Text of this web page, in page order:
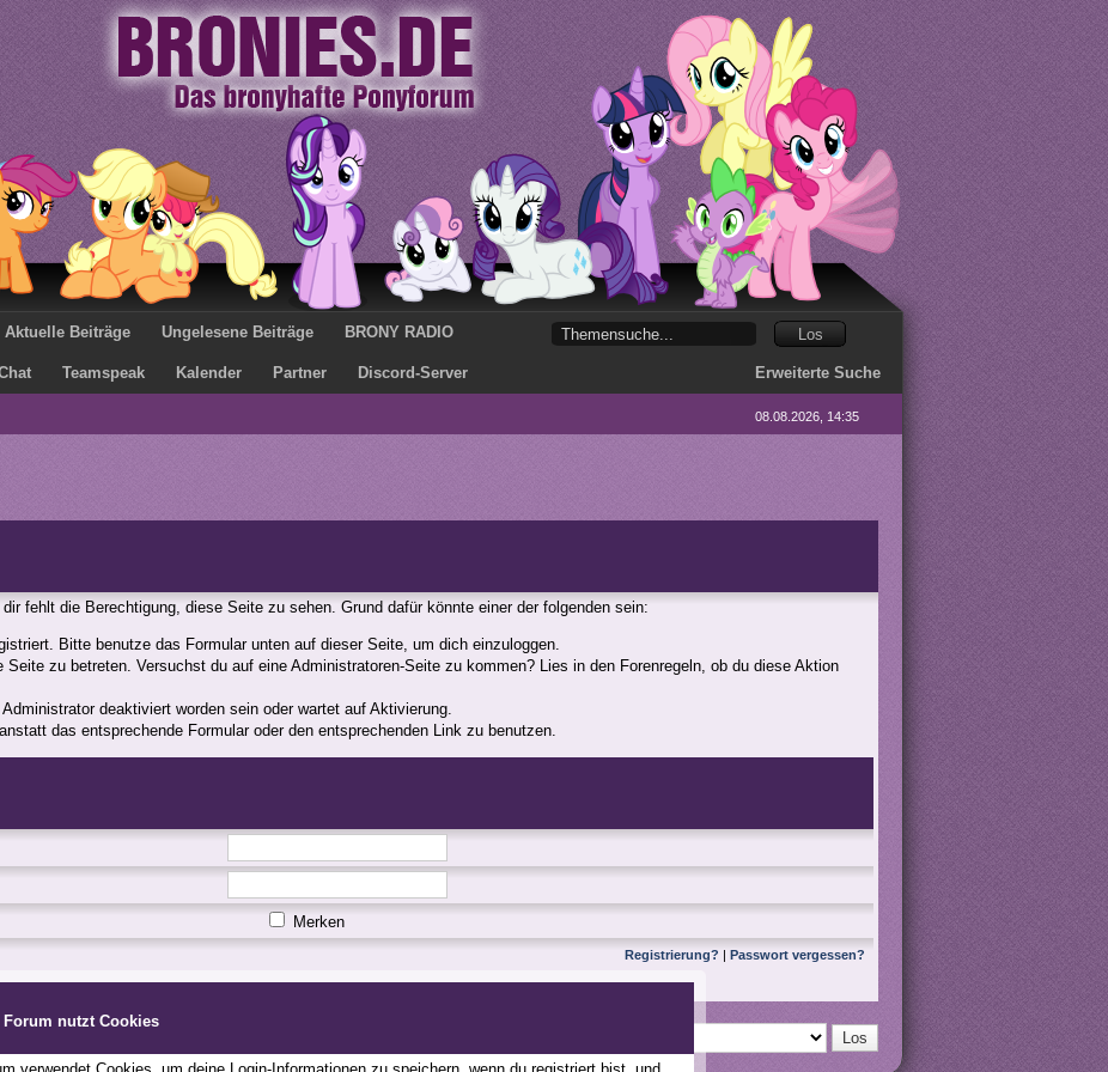
Forum nutzt Cookies
Aktuelle Beiträge Ungelesene Beiträge BRONY RADIO
Teamspeak Kalender Partner Discord-Server Erweiterte Suche
08.08.2026, 14:35
fehlt die Berechtigung, diese Seite zu sehen. Grund dafür könnte einer der folgenden sein:
Bitte benutze das Formular unten auf dieser Seite, um dich einzuloggen.
Seite zu betreten. Versuchst du auf eine Administratoren-Seite zu kommen? Lies in den Forenregeln, ob du diese Aktion
deaktiviert worden sein oder wartet auf Aktivierung.
das entsprechende Formular oder den entsprechenden Link zu benutzen.
Merken
Registrierung? | Passwort vergessen?